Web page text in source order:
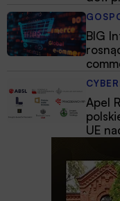
BIG
Apel
UE